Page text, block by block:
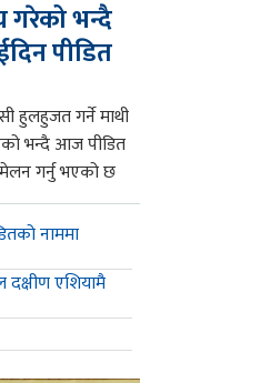
गरेको भन्दै
पीडित
हुलहुजत गर्ने माथी
भन्दै आज पीडित
गर्नु भएको छ
नाममा
एशियामै